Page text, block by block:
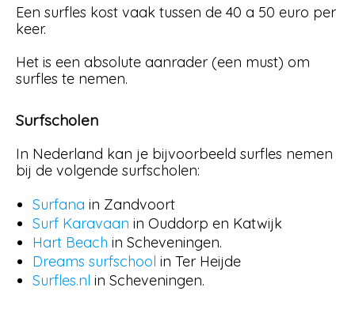
Een surfles kost vaak tussen de 40 a 50 euro per
keer.
Het is een absolute aanrader (een must) om
surfles te nemen.
Surfscholen
In Nederland kan je bijvoorbeeld surfles nemen
bij de volgende surfscholen:
Surfana in Zandvoort
Surf Karavaan in Ouddorp en Katwijk
Hart Beach in Scheveningen.
Dreams surfschool in Ter Heijde
Surfles.nl in Scheveningen.